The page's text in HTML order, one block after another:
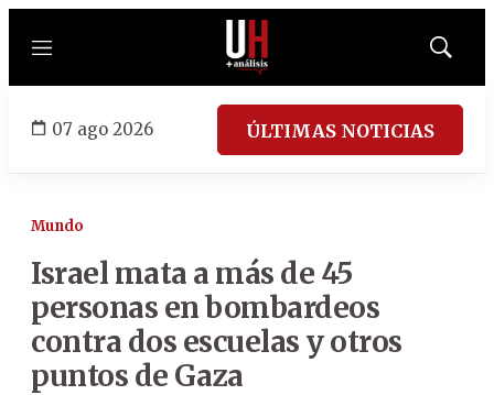
Menú
Mostrar
07 ago 2026 ÚLTIMAS NOTICIAS
Mundo
Israel mata a más de 45
personas en bombardeos
contra dos escuelas y otros
puntos de Gaza